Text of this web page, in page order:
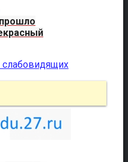
прошло
слабовидящих